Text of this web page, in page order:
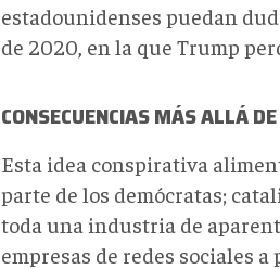
estadounidenses puedan
de 2020, en la que Trump
CONSECUENCIAS MÁS ALLÁ
Esta idea conspirativa
parte de los demócratas;
toda una industria de
empresas de redes sociales